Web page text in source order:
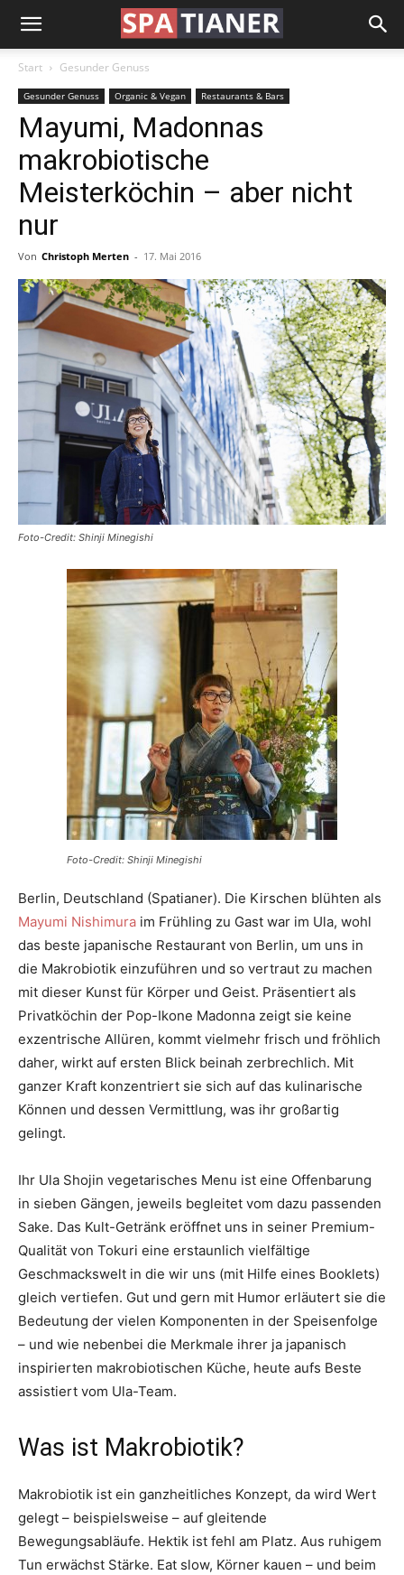
Start Gesunder Genuss
Gesunder Genuss Organic & Vegan Restaurants & Bars
Mayumi, Madonnas
makrobiotische
Meisterköchin – aber nicht
nur
Von Christoph Merten - 17. Mai 2016
Foto-Credit: Shinji Minegishi
Foto-Credit: Shinji Minegishi
Berlin, Deutschland (Spatianer). Die Kirschen blühten als
Mayumi Nishimura im Frühling zu Gast war im Ula, wohl
das beste japanische Restaurant von Berlin, um uns in
die Makrobiotik einzuführen und so vertraut zu machen
mit dieser Kunst für Körper und Geist. Präsentiert als
Privatköchin der Pop-Ikone Madonna zeigt sie keine
exzentrische Allüren, kommt vielmehr frisch und fröhlich
daher, wirkt auf ersten Blick beinah zerbrechlich. Mit
ganzer Kraft konzentriert sie sich auf das kulinarische
Können und dessen Vermittlung, was ihr großartig
gelingt.
Ihr Ula Shojin vegetarisches Menu ist eine Offenbarung
in sieben Gängen, jeweils begleitet vom dazu passenden
Sake. Das Kult-Getränk eröffnet uns in seiner Premium-
Qualität von Tokuri eine erstaunlich vielfältige
Geschmackswelt in die wir uns (mit Hilfe eines Booklets)
gleich vertiefen. Gut und gern mit Humor erläutert sie die
Bedeutung der vielen Komponenten in der Speisenfolge
– und wie nebenbei die Merkmale ihrer ja japanisch
inspirierten makrobiotischen Küche, heute aufs Beste
assistiert vom Ula-Team.
Was ist Makrobiotik?
Makrobiotik ist ein ganzheitliches Konzept, da wird Wert
gelegt – beispielsweise – auf gleitende
Bewegungsabläufe. Hektik ist fehl am Platz. Aus ruhigem
Tun erwächst Stärke. Eat slow, Körner kauen – und beim